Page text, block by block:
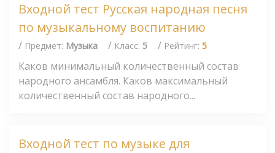
Входной тест Русская народная песня
по музыкальному воспитанию
/ Предмет: Музыка / Класс: 5 / Рейтинг: 5
Каков минимальный количественный состав
народного ансамбля. Каков максимальный
количественный состав народного...
Входной тест по музыке для